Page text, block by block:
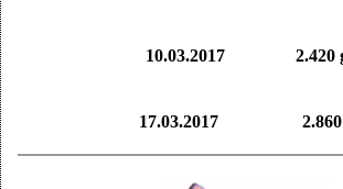
10.03.2017 2.420
17.03.2017 2.860